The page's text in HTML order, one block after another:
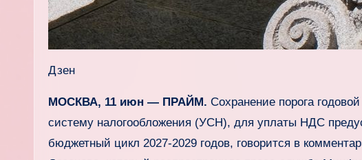
Дзен
МОСКВА, 11 июн — ПРАЙМ. Сохранение порога
систему налогообложения (УСН), для уплаты НДС
бюджетный цикл 2027-2029 годов, говорится в